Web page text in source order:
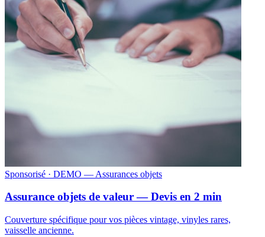
Sponsorisé · DEMO — Assurances objets
Assurance objets de valeur — Devis en 2 min
Couverture spécifique pour vos pièces vintage, vinyles rares,
vaisselle ancienne.